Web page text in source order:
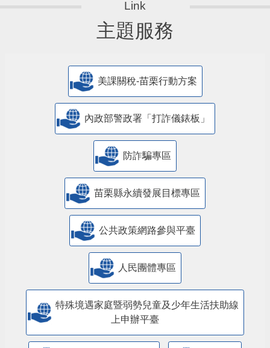
主題服務
美課關稅-苗栗行動方案
內政部警政署「打詐儀錶板」
防詐騙專區
苗栗縣永續發展目標專區
公共政策網路參與平臺
人民團體專區
特殊境遇家庭暨弱勢兒童及少年生活扶助線
上申辦平臺